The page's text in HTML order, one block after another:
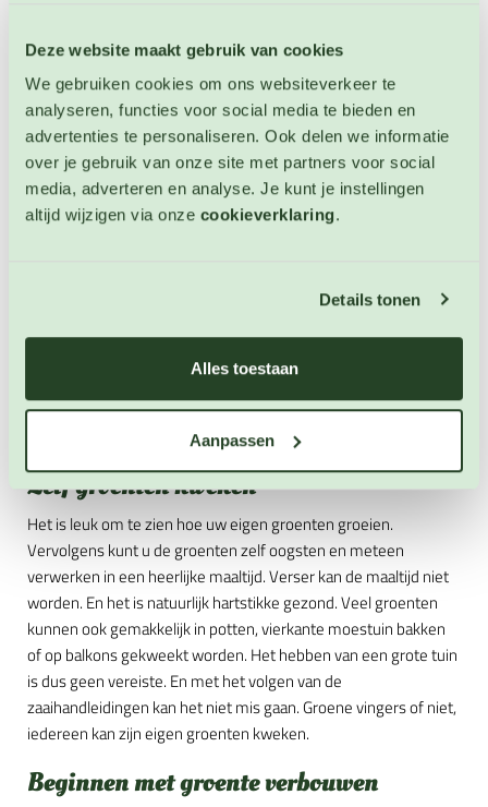
Deze website maakt gebruik van cookies
We gebruiken cookies om ons websiteverkeer te
analyseren, functies voor social media te bieden en
advertenties te personaliseren. Ook delen we informatie
over je gebruik van onze site met partners voor social
media, adverteren en analyse. Je kunt je instellingen
altijd wijzigen via onze cookieverklaring.
Details tonen
Alles toestaan
Aanpassen
Grootste assortiment groentezaden
Wilt u zelf een moes- of groentetuin beginnen? Bij 123zaden.nl
zijn we gespecialiseerd in groentezaden. U bent hier dus op de
vindt u hier geschikte groentezaden. Er zijn ruim 300
verschillende zaden voor groenten verkrijgbaar in de webshop.
123zaden heeft namelijk het grootste assortiment van
groentezaden die u zoekt. Kies de groenten die u wilt kweken
en bestel uw groentezaden online.
Zelf groenten kweken
Het is leuk om te zien hoe uw eigen groenten groeien.
Vervolgens kunt u de groenten zelf oogsten en meteen
verwerken in een heerlijke maaltijd. Verser kan de maaltijd niet
worden. En het is natuurlijk hartstikke gezond. Veel groenten
kunnen ook gemakkelijk in potten, vierkante moestuin bakken
of op balkons gekweekt worden. Het hebben van een grote tuin
is dus geen vereiste. En met het volgen van de
zaaihandleidingen kan het niet mis gaan. Groene vingers of niet,
iedereen kan zijn eigen groenten kweken.
Beginnen met groente verbouwen